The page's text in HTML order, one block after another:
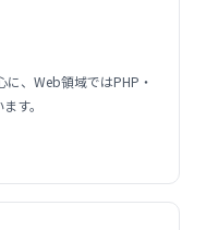
、Web領域ではPHP・
す。